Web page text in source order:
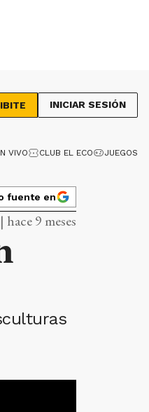
INICIAR SESIÓN
VIVO CLUB EL ECO JUEGOS
fuente en
9 meses